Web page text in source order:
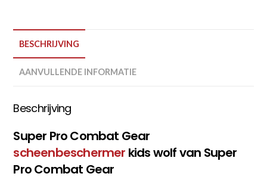
BESCHRIJVING
AANVULLENDE INFORMATIE
Beschrijving
Super Pro Combat Gear
scheenbeschermer kids wolf van Super
Pro Combat Gear